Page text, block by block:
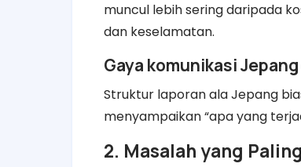
muncul lebih sering daripada
dan keselamatan.
Gaya komunikasi
Struktur laporan ala Jepang
menyampaikan “apa yang
2. Masalah yang